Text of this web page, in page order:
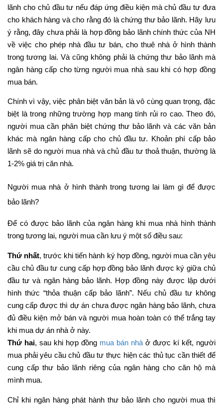
lãnh cho chủ đầu tư nếu đáp ứng điều kiện mà chủ đầu tư đưa
cho khách hàng và cho rằng đó là chứng thư bảo lãnh. Hãy lưu
ý rằng, đây chưa phải là hợp đồng bảo lãnh chính thức của NH
về việc cho phép nhà đầu tư bán, cho thuê nhà ở hình thành
trong tương lai. Và cũng không phải là chứng thư bảo lãnh mà
ngân hàng cấp cho từng người mua nhà sau khi có hợp đồng
mua bán.
Chính vì vậy, việc phân biệt văn bản là vô cùng quan trọng, đặc
biệt là trong những trường hợp mang tính rủi ro cao. Theo đó,
người mua cần phân biệt chứng thư bảo lãnh và các văn bản
khác mà ngân hàng cấp cho chủ đầu tư. Khoản phí cấp bảo
lãnh sẽ do người mua nhà và chủ đầu tư thoả thuận, thường là
1-2% giá trị căn nhà.
Người mua nhà ở hình thành trong tương lai làm gì để được
bảo lãnh?
Để có được bảo lãnh của ngân hàng khi mua nhà hình thành
trong tương lai, người mua cần lưu ý một số điều sau:
Thứ nhất, trước khi tiến hành ký hợp đồng, người mua cần yêu
cầu chủ đầu tư cung cấp hợp đồng bảo lãnh được ký giữa chủ
đầu tư và ngân hàng bảo lãnh. Hợp đồng này được lập dưới
hình thức “thỏa thuận cấp bảo lãnh”. Nếu chủ đầu tư không
cung cấp được thì dự án chưa được ngân hàng bảo lãnh, chưa
đủ điều kiện mở bán và người mua hoàn toàn có thể trắng tay
khi mua dự án nhà ở này.
Thứ hai, sau khi hợp đồng mua bán nhà ở được kí kết, người
mua phải yêu cầu chủ đầu tư thực hiện các thủ tục cần thiết để
cung cấp thư bảo lãnh riêng của ngân hàng cho căn hộ mà
mình mua.
Chỉ khi ngân hàng phát hành thư bảo lãnh cho người mua thì